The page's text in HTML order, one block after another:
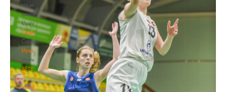
Национальная
команда.
Мужчины
Соревнования
Соревнования
Мужчины
Мужчины
BETERA
-
Чемпионат